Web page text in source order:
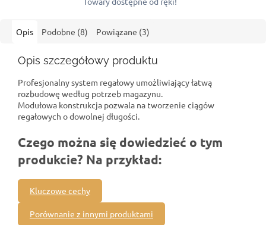
Opis Podobne (8) Powiązane (3)
Opis szczegółowy produktu
Profesjonalny system regałowy umożliwiający łatwą
rozbudowę według potrzeb magazynu.
Modułowa konstrukcja pozwala na tworzenie ciągów
regałowych o dowolnej długości.
Czego można się dowiedzieć o tym
produkcie? Na przykład:
Kluczowe cechy
Porównanie z innymi produktami